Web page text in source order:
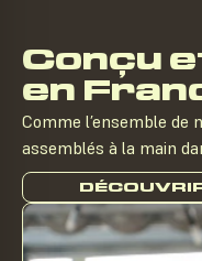
Conçu
en
Comme l’ensemble de
assemblés à la main